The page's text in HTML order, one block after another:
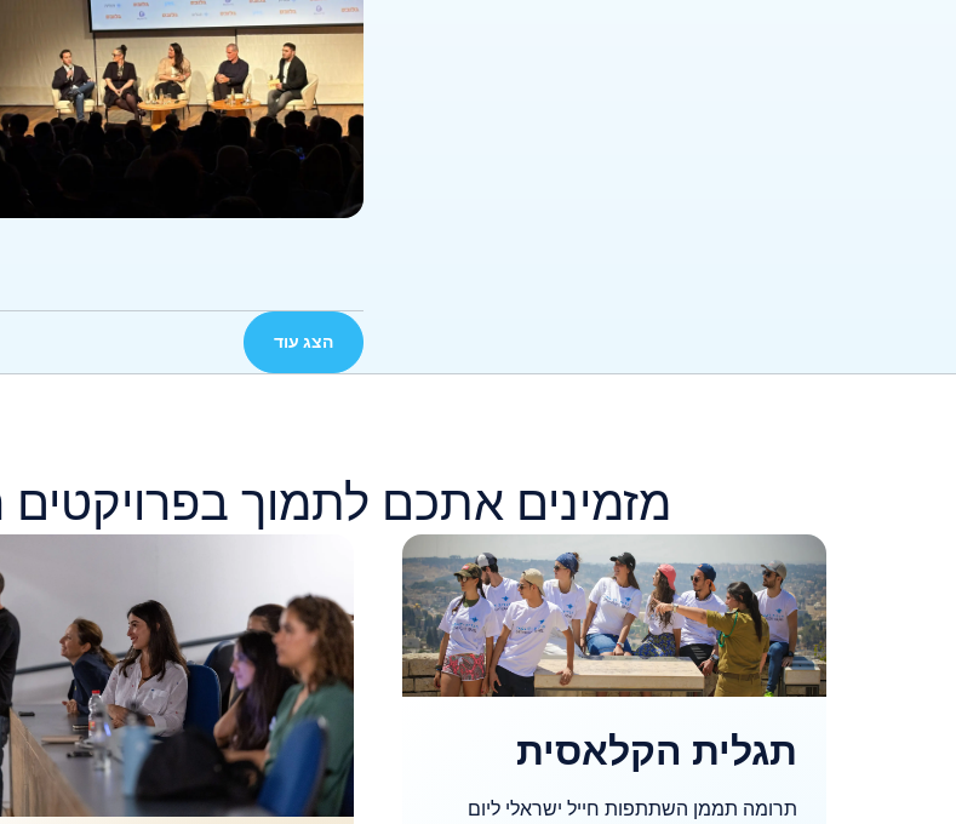
הצג עוד
מזמינים אתכם לתמוך
תגלית הקלאסית
תרומה תממן השתתפות חייל ישראלי ליום